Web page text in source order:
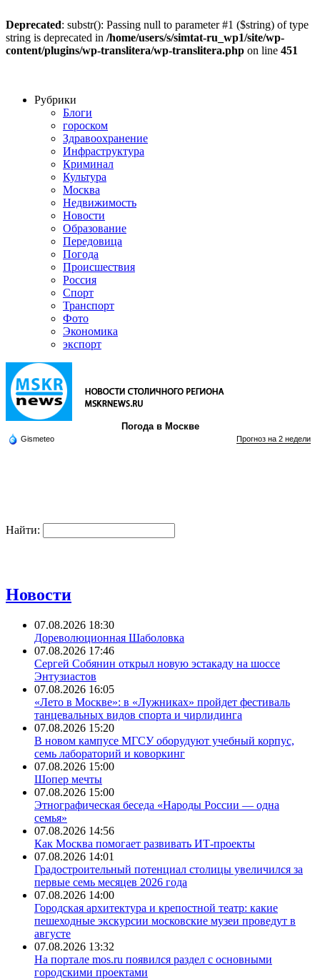
Deprecated: substr(): Passing null to parameter #1 ($string) of type
string is deprecated in /home/users/s/simtat-ru_wp1/site/wp-
content/plugins/wp-translitera/wp-translitera.php on line 451
Рубрики
Блоги
гороском
Здравоохранение
Инфраструктура
Криминал
Культура
Москва
Недвижимость
Новости
Образование
Передовица
Погода
Происшествия
Россия
Спорт
Транспорт
Фото
Экономика
экспорт
Погода в Москве
Gismeteo Прогноз на 2 недели
Найти:
Новости
07.08.2026 18:30
Дореволюционная Шаболовка
07.08.2026 17:46
Сергей Собянин открыл новую эстакаду на шоссе
Энтузиастов
07.08.2026 16:05
«Лето в Москве»: в «Лужниках» пройдет фестиваль
танцевальных видов спорта и чирлидинга
07.08.2026 15:20
В новом кампусе МГСУ оборудуют учебный корпус,
семь лабораторий и коворкинг
07.08.2026 15:00
Шопер мечты
07.08.2026 15:00
Этнографическая беседа «Народы России — одна
семья»
07.08.2026 14:56
Как Москва помогает развивать ИТ-проекты
07.08.2026 14:01
Градостроительный потенциал столицы увеличился за
первые семь месяцев 2026 года
07.08.2026 14:00
Городская архитектура и крепостной театр: какие
пешеходные экскурсии московские музеи проведут в
августе
07.08.2026 13:32
На портале mos.ru появился раздел с основными
городскими проектами